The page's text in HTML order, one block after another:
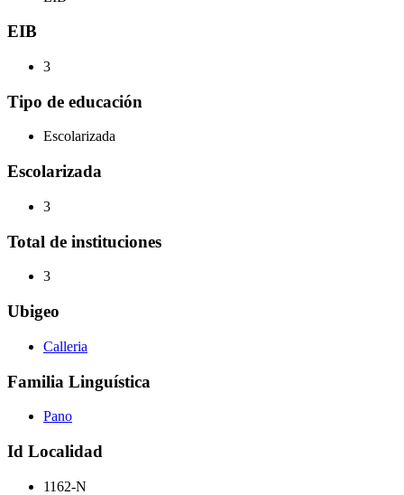
EIB
3
Tipo de educación
Escolarizada
Escolarizada
3
Total de instituciones
3
Ubigeo
Calleria
Familia Linguística
Pano
Id Localidad
1162-N